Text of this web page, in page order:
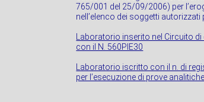
765/001 del 25/09/2006) per
nell’elenco dei soggetti autorizzati
Laboratorio inserito nel Circuito
con il N. 560PIE30
Laboratorio iscritto con il n. di
per l’esecuzione di prove